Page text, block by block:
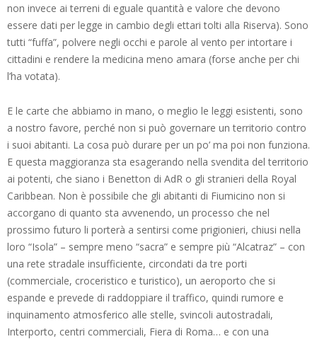
non invece ai terreni di eguale quantità e valore che devono
essere dati per legge in cambio degli ettari tolti alla Riserva). Sono
tutti “fuffa”, polvere negli occhi e parole al vento per intortare i
cittadini e rendere la medicina meno amara (forse anche per chi
l’ha votata).
E le carte che abbiamo in mano, o meglio le leggi esistenti, sono
a nostro favore, perché non si può governare un territorio contro
i suoi abitanti. La cosa può durare per un po’ ma poi non funziona.
E questa maggioranza sta esagerando nella svendita del territorio
ai potenti, che siano i Benetton di AdR o gli stranieri della Royal
Caribbean. Non è possibile che gli abitanti di Fiumicino non si
accorgano di quanto sta avvenendo, un processo che nel
prossimo futuro li porterà a sentirsi come prigionieri, chiusi nella
loro “Isola” – sempre meno “sacra” e sempre più “Alcatraz” – con
una rete stradale insufficiente, circondati da tre porti
(commerciale, croceristico e turistico), un aeroporto che si
espande e prevede di raddoppiare il traffico, quindi rumore e
inquinamento atmosferico alle stelle, svincoli autostradali,
Interporto, centri commerciali, Fiera di Roma… e con una